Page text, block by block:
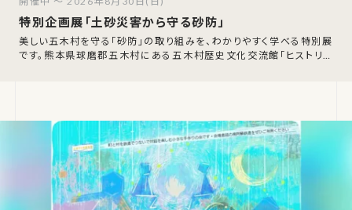
特別企画展「土砂災害から守る砂防」
美しい五木村を守る「砂防」の取り組みを、わかりやすく学べる特別展
です。熊本県球磨郡五木村にある五木村歴史文化交流館「ヒストリア